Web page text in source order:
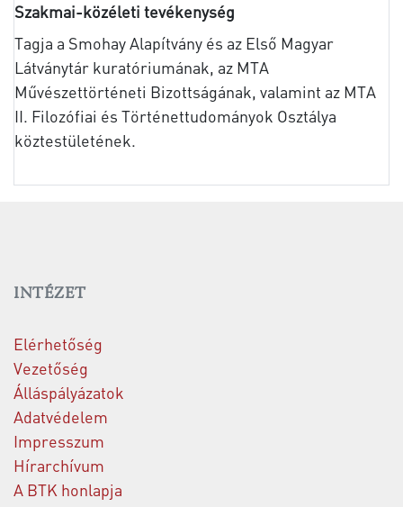
Szakmai-közéleti tevékenység
Tagja a Smohay Alapítvány és az Első Magyar
Látványtár kuratóriumának, az MTA
Művészettörténeti Bizottságának, valamint az MTA
II. Filozófiai és Történettudományok Osztálya
köztestületének.
INTÉZET
Elérhetőség
Vezetőség
Álláspályázatok
Adatvédelem
Impresszum
Hírarchívum
A BTK honlapja